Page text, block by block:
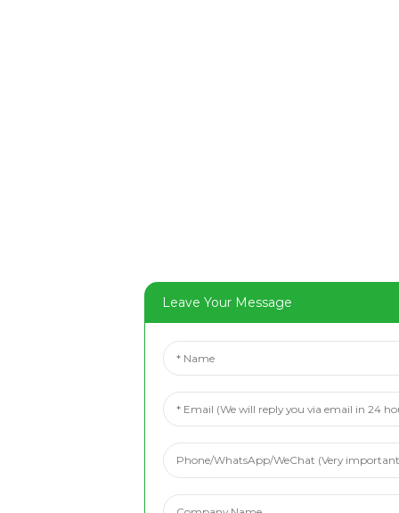
Leave Your Message